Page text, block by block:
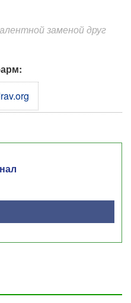
заменой друг